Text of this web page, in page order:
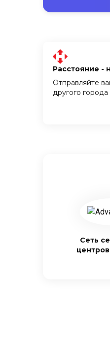
Расстояние -
Отправляйте
другого города
Сеть